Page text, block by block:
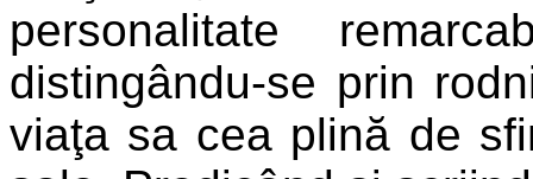
personalitate
distingându-se prin
viaţa sa cea plină de